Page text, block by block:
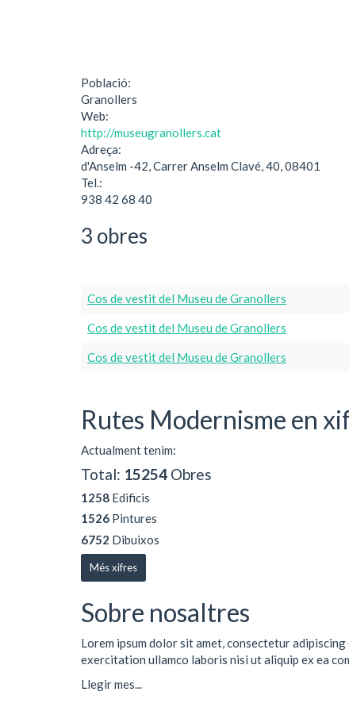
Població:
Granollers
Web:
http://museugranollers.cat
Adreça:
d'Anselm -42, Carrer Anselm Clavé, 40, 08401
Tel.:
938 42 68 40
3 obres
Cos de vestit del Museu de Granollers
Cos de vestit del Museu de Granollers
Cos de vestit del Museu de Granollers
Rutes Modernisme en
Actualment tenim:
Total: 15254 Obres
1258 Edificis
1526 Pintures
6752 Dibuixos
Més xifres
Sobre nosaltres
Lorem ipsum dolor sit amet, consectetur
exercitation ullamco laboris nisi ut aliquip ex ea
Llegir mes...